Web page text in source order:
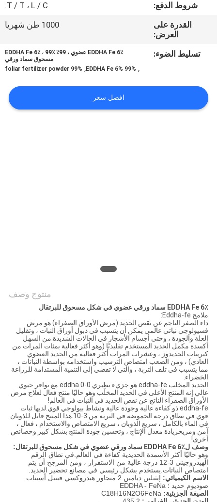
المعمل
الجودة
اتصل
بنا
شروط الدفع:
T / T ، L / C.
القدرة على
العرض:
1000 طن شهريا
تسليط الضوء:
EDDHA Fe 6٪ عضوي ، 99٪ EDDHA Fe 6٪ ، 99٪
مسحوق سماد ورقي
,
99% EDDHA Fe 6%
,
99% foliar fertilizer powder
افضل سعر
منتوج وصف
EDDHA Fe 6٪ سماد ورقي عضوي في شكل مسحوق للبرتقال
ملامح Eddha-fe:
داء الصفر الناجم عن نقص الحديد (مرض الأوراق الصفراء) هو مرض
فسيولوجي نباتي عالمي يمكن أن يتسبب في ذبول أوراق النبات ، وتقليل
الغلة والجودة ، وحتى أجسام الأشجار في الحالات الشديدة.من السهل
أكسدة مكمل الحديد المستخدم تقليديًا (وهو أكثر فعالية بمئات المرات من
كبريتات الحديدوز ، وعشرات المرات أكثر فعالية من الحديد العضوي
العادي) ، ومن الصعب امتصاص الترسيب واستخدامه بواسطة النباتات ،
مما يتسبب في تلف التربة ، والتي لا تفضي إلى التنمية المستدامة للزراعة
الخضراء.
الحديد المخلب eddha-fe هو جزيء نظيري eddha 0-0 مع توافر حيوي
عالي.إنه المنتج الأعلى في الحديد المخلّب وهو حاليًا منتج فعال لعلاج مرض
الأوراق الصفراء الناتج عن نقص الحديد في النبات في العالم!
eddha-fe ذو كفاءة عالية وجودة عالية ونشاط بيولوجي قوي.لديها ثبات
قوي في نطاق درجة الحموضة في التربة من 3-10.هذا المنتج قابل للذوبان
في الماء بالكامل ، سريع الذوبان ، سريع الامتصاص والاستخدام ، فعال ،
آمن ومريحزيادة معدل الإنتاج ، وتحسين جودة المنتج بشكل كبير وخصائص
أخرى!
وصف لEDDHA Fe 6٪ سماد ورقي عضوي في شكل مسحوق للبرتقال
:
وهو حاليًا أكثر الأسمدة الحديدية كفاءة في العالم.في نطاق الرقم
الهيدروجيني 3-12 درجة عالية من الاستقرار ، ومن المرجح أن يتم
امتصاص النباتات.يستخدم بشكل رئيسي في مصانع تحضير الحديد.
الاسم الكيميائي:
إيثيلين ديامين 2 متجاور هيدروكسي فينيل أسيتات
صوديوم حديد ؛ EDDHA - FeNa
الصيغة الجزيئية: